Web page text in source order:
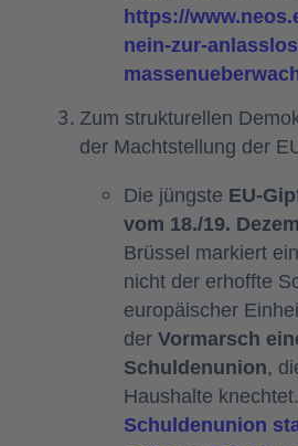
https://
nein-zur-
Zum strukturellen
der Machtstellung der
Die jüngste EU-
vom 18./19.
Brüssel markiert
nicht der erhoffte
europäischer
der Vormarsch
Schuldenunion,
Schuldenunion